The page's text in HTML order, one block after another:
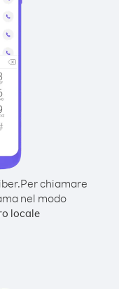
Per chiamare
nel modo
locale